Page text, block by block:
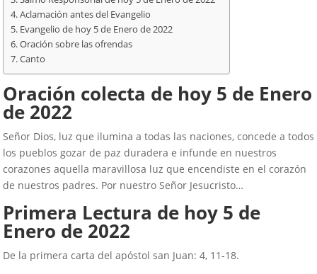
Aclamación antes del Evangelio
Evangelio de hoy 5 de Enero de 2022
Oración sobre las ofrendas
Canto
Oración colecta de hoy 5 de Enero
de 2022
Señor Dios, luz que ilumina a todas las naciones, concede a todos
los pueblos gozar de paz duradera e infunde en nuestros
corazones aquella maravillosa luz que encendiste en el corazón
de nuestros padres. Por nuestro Señor Jesucristo…
Primera Lectura de hoy 5 de
Enero de 2022
De la primera carta del apóstol san Juan: 4, 11-18.